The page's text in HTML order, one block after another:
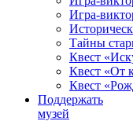
Игра-
Тайны
Квест
Квест «От
Квест
Поддержать
музей